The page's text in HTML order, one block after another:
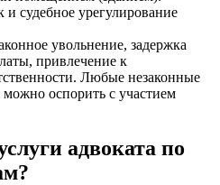
судебное урегулирование
увольнение, задержка
привлечение к
Любые незаконные
можно оспорить с участием
адвоката по